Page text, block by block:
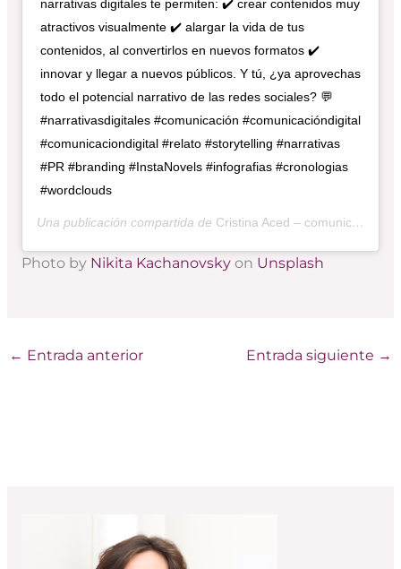
narrativas digitales te permiten: ✔️ crear contenidos muy
atractivos visualmente ✔️ alargar la vida de tus
contenidos, al convertirlos en nuevos formatos ✔️
innovar y llegar a nuevos públicos. Y tú, ¿ya aprovechas
todo el potencial narrativo de las redes sociales? 💬
#narrativasdigitales #comunicación #comunicacióndigital
#comunicaciondigital #relato #storytelling #narrativas
#PR #branding #InstaNovels #infografias #cronologias
#wordclouds
Una publicación compartida de Cristina Aced – comunicación
Photo by Nikita Kachanovskyon Unsplash
← Entrada anterior Entrada siguiente →